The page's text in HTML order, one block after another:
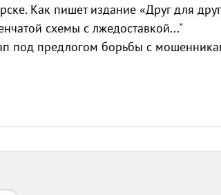
Как пишет издание «Друг для
схемы с лжедоставкой..."
под предлогом борьбы с